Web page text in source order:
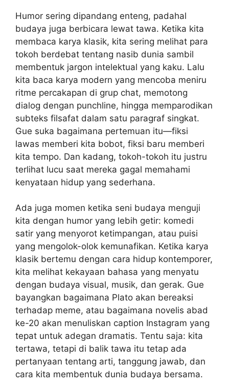
Humor sering dipandang enteng, padahal
budaya juga berbicara lewat tawa. Ketika kita
membaca karya klasik, kita sering melihat para
tokoh berdebat tentang nasib dunia sambil
membentuk jargon intelektual yang kaku. Lalu
kita baca karya modern yang mencoba meniru
ritme percakapan di grup chat, memotong
dialog dengan punchline, hingga memparodikan
subteks filsafat dalam satu paragraf singkat.
Gue suka bagaimana pertemuan itu—fiksi
lawas memberi kita bobot, fiksi baru memberi
kita tempo. Dan kadang, tokoh-tokoh itu justru
terlihat lucu saat mereka gagal memahami
kenyataan hidup yang sederhana.
Ada juga momen ketika seni budaya menguji
kita dengan humor yang lebih getir: komedi
satir yang menyorot ketimpangan, atau puisi
yang mengolok-olok kemunafikan. Ketika karya
klasik bertemu dengan cara hidup kontemporer,
kita melihat kekayaan bahasa yang menyatu
dengan budaya visual, musik, dan gerak. Gue
bayangkan bagaimana Plato akan bereaksi
terhadap meme, atau bagaimana novelis abad
ke-20 akan menuliskan caption Instagram yang
tepat untuk adegan dramatis. Tentu saja: kita
tertawa, tetapi di balik tawa itu tetap ada
pertanyaan tentang arti, tanggung jawab, dan
cara kita membentuk dunia budaya bersama.